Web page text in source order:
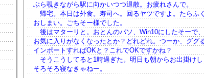
ぶら覗きながら駅に向かいつつ退散。お疲れさんで。
帰宅。本日は外食。寿司へ。回るヤツですよ。たらふ
おしまい。ごちそー様でした。
後はマターリと。おとんのパソ、Win10にしたそーで
お気に入りがなくなったとか？どれどれ。つーか、ググ
インポートすればOKと？これでOKですかね？
そうこうしてると1時過ぎた。明日も朝からお出掛け
そろそろ寝なきゃねー。